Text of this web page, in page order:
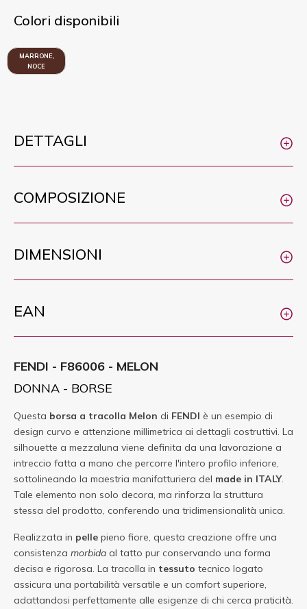
Colori disponibili
MARRONE,
NOCE
DETTAGLI
COMPOSIZIONE
DIMENSIONI
EAN
FENDI - F86006 - MELON
DONNA - BORSE
Questa borsa a tracolla Melon di FENDI è un esempio di
design curvo e attenzione millimetrica ai dettagli costruttivi. La
silhouette a mezzaluna viene definita da una lavorazione a
intreccio fatta a mano che percorre l'intero profilo inferiore,
sottolineando la maestria manifatturiera del made in ITALY.
Tale elemento non solo decora, ma rinforza la struttura
stessa del prodotto, conferendo una tridimensionalità unica.
Realizzata in pelle pieno fiore, questa creazione offre una
consistenza morbida al tatto pur conservando una forma
decisa e rigorosa. La tracolla in tessuto tecnico logato
assicura una portabilità versatile e un comfort superiore,
adattandosi perfettamente alle esigenze di chi cerca praticità.